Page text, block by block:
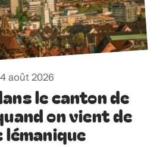
4 août 2026
le canton de
on vient de
lémanique